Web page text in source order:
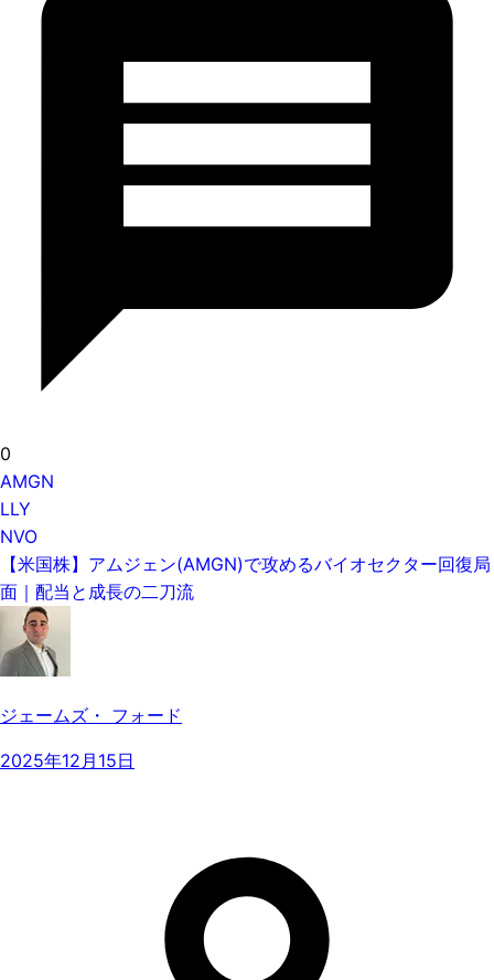
0
AMGN
LLY
NVO
【米国株】アムジェン(AMGN)で攻めるバイオセクター回復局
面｜配当と成長の二刀流
ジェームズ・ フォード
2025年12月15日